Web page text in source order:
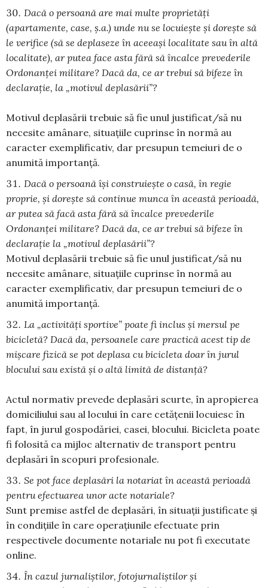
Dacă o persoană are mai multe proprietăți
(apartamente, case, ş.a.) unde nu se locuiește și dorește să
le verifice (să se deplaseze în aceeași localitate sau în altă
localitate), ar putea face asta fără să încalce prevederile
Ordonanţei militare? Dacă da, ce ar trebui să bifeze în
declaraţie, la „motivul deplasării”?
Motivul deplasării trebuie să fie unul justificat/să nu
necesite amânare, situațiile cuprinse în normă au
caracter exemplificativ, dar presupun temeiuri de o
anumită importanță.
Dacă o persoană îşi construieşte o casă, în regie
proprie, şi doreşte să continue munca în această perioadă,
ar putea să facă asta fără să încalce prevederile
Ordonanţei militare? Dacă da, ce ar trebui să bifeze în
declaraţie la „motivul deplasării”?
Motivul deplasării trebuie să fie unul justificat/să nu
necesite amânare, situațiile cuprinse în normă au
caracter exemplificativ, dar presupun temeiuri de o
anumită importanță.
La „activități sportive” poate fi inclus şi mersul pe
bicicletă? Dacă da, persoanele care practică acest tip de
mişcare fizică se pot deplasa cu bicicleta doar în jurul
blocului sau există şi o altă limită de distanță?
Actul normativ prevede deplasări scurte, în apropierea
domiciliului sau al locului în care cetățenii locuiesc în
fapt, în jurul gospodăriei, casei, blocului. Bicicleta poate
fi folosită ca mijloc alternativ de transport pentru
deplasări în scopuri profesionale.
Se pot face deplasări la notariat în această perioadă
pentru efectuarea unor acte notariale?
Sunt premise astfel de deplasări, în situații justificate și
în condițiile în care operațiunile efectuate prin
respectivele documente notariale nu pot fi executate
online.
În cazul jurnaliștilor, fotojurnaliștilor și